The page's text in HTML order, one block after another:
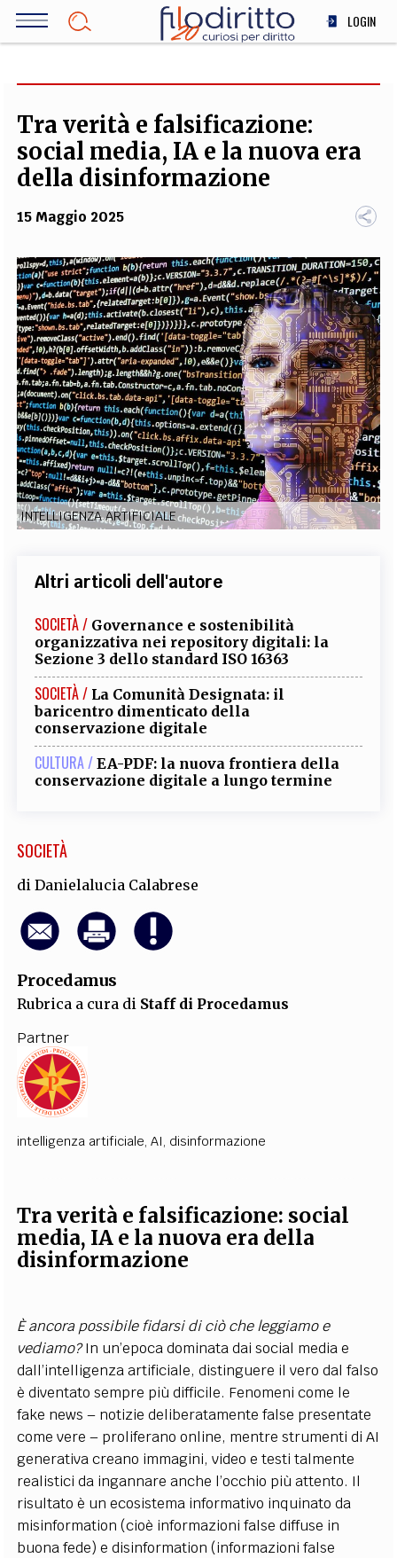
Salta
LOGIN
SOCIETÀ
MEDICINA
SCIENZA
TEAM
FILODIRITTO REDAZIONE COMITATO SCIENTIFICO AUTORI CURATORI
FOTOGRAFI PARTNER COLLABORA CON NOI
EXTRA
CODICI RUBRICHE LIBRI PROCEEDINGS PUBBLICITÀ CONTATTI
SOCIAL MEDIA
Tra verità e falsificazione:
social media, IA e la nuova era
della disinformazione
15 Maggio 2025
INTELLIGENZA ARTIFICIALE
Altri articoli dell'autore
SOCIETÀ / Governance e sostenibilità
organizzativa nei repository digitali: la
Sezione 3 dello standard ISO 16363
SOCIETÀ / La Comunità Designata: il
baricentro dimenticato della
conservazione digitale
CULTURA / EA-PDF: la nuova frontiera della
conservazione digitale a lungo termine
SOCIETÀ
diDanielalucia Calabrese
Procedamus
Rubrica a cura di Staff di Procedamus
Partner
intelligenza artificiale,AI, disinformazione
Tra verità e falsificazione: social
media, IA e la nuova era della
disinformazione
È ancora possibile fidarsi di ciò che leggiamo e
vediamo?In un’epoca dominata dai social media e
dall’intelligenza artificiale, distinguere il vero dal falso
è diventato sempre più difficile. Fenomeni come le
fake news – notizie deliberatamente false presentate
come vere – proliferano online, mentre strumenti di AI
generativa creano immagini, video e testi talmente
realistici da ingannare anche l’occhio più attento. Il
risultato è un ecosistema informativo inquinato da
misinformation (cioè informazioni false diffuse in
buona fede) e disinformation (informazioni false